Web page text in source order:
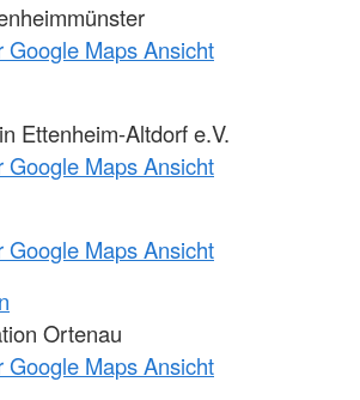
Google Maps Ansicht
Ettenheim-Altdorf e.V.
Google Maps Ansicht
Google Maps Ansicht
Ortenau
Google Maps Ansicht